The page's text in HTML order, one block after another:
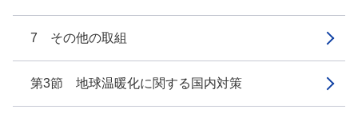
7 その他の取組
第3節 地球温暖化に関する国内対策